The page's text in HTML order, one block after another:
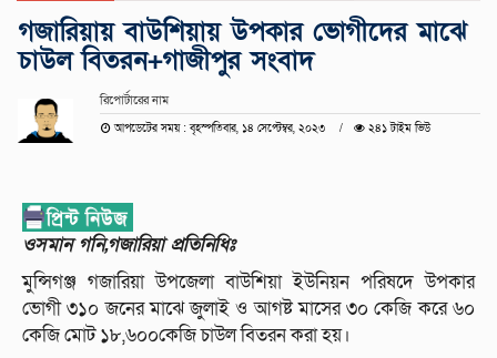
গজারিয়ায় বাউশিয়ায় উপকার ভোগীদের মাঝে
চাউল বিতরন+গাজীপুর সংবাদ
রিপোর্টারের নাম
আপডেটের সময় : বৃহস্পতিবার, ১৪ সেপ্টেম্বর, ২০২৩ ২৪১ টাইম ভিউ
ওসমান গনি,গজারিয়া প্রতিনিধিঃ
মুন্সিগঞ্জ গজারিয়া উপজেলা বাউশিয়া ইউনিয়ন পরিষদে উপকার
ভোগী ৩১০ জনের মাঝে জুলাই ও আগষ্ট মাসের ৩০ কেজি করে ৬০
কেজি মোট ১৮,৬০০কেজি চাউল বিতরন করা হয়।